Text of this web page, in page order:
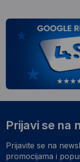
Prijavi se na
Prijavite se na
promocijama i